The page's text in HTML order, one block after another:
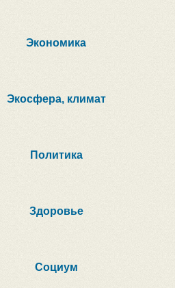
Экономика
Экосфера, климат
Политика
Здоровье
Социум